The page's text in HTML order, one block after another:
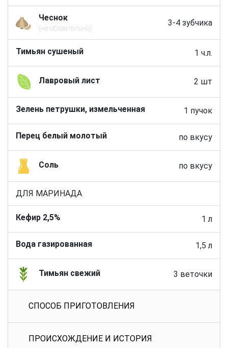
Чеснок
(не обязательно)
3-4 зубчика
Тимьян сушеный 1 ч.л.
Лавровый лист 2 шт
Зелень петрушки, измельченная 1 пучок
Перец белый молотый по вкусу
Соль по вкусу
ДЛЯ МАРИНАДА
Кефир 2,5% 1 л
Вода газированная 1,5 л
Тимьян свежий 3 веточки
СПОСОБ ПРИГОТОВЛЕНИЯ
ПРОИСХОЖДЕНИЕ И ИСТОРИЯ